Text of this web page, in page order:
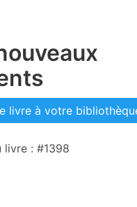
livre à votre
livre : #1398